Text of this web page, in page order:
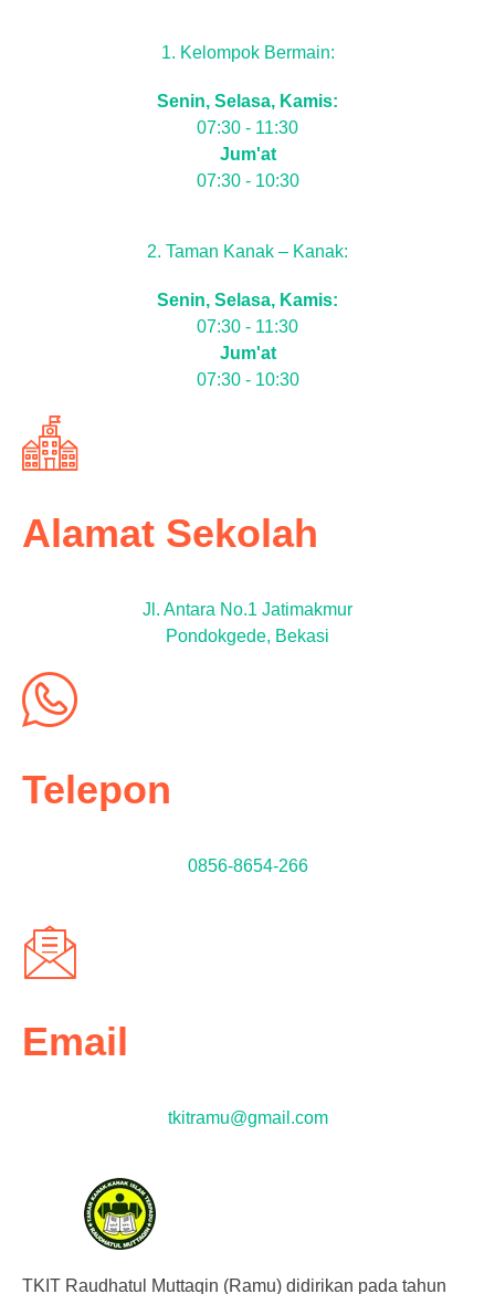
1. Kelompok Bermain:
Senin, Selasa, Kamis:
07:30 - 11:30
Jum'at
07:30 - 10:30
2. Taman Kanak – Kanak:
Senin, Selasa, Kamis:
07:30 - 11:30
Jum'at
07:30 - 10:30
Alamat Sekolah
Jl. Antara No.1 Jatimakmur
Pondokgede, Bekasi
Telepon
0856-8654-266
Email
tkitramu@gmail.com
TKIT Raudhatul Muttaqin (Ramu) didirikan pada tahun